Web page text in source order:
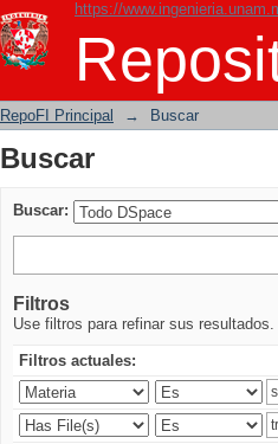
https://
Buscar
RepoFI Principal → Buscar
Buscar
Buscar:
Filtros
Use filtros para refinar sus resultados.
Filtros actuales: